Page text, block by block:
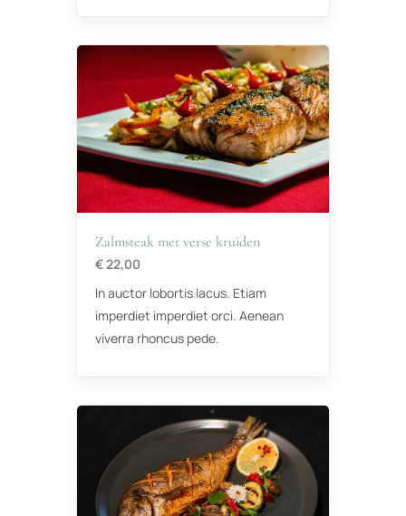
Zalmsteak met verse kruiden
€ 22,00
In auctor lobortis lacus. Etiam
imperdiet imperdiet orci. Aenean
viverra rhoncus pede.